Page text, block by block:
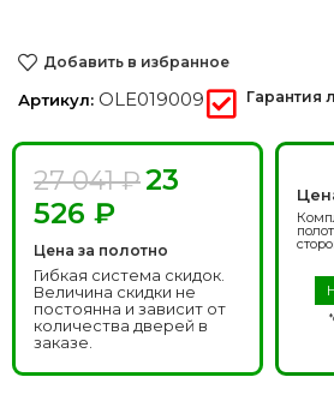
Добавить в избранное
Артикул: OLE019009 Гарантия
27 041₽23
526 ₽
Цена за полотно
Гибкая система скидок.
Величина скидки не
постоянна и зависит от
количества дверей в
заказе.